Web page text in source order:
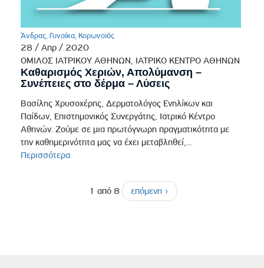
Άνδρας, Γυναίκα,Κορωνοϊός
28 / Απρ / 2020
ΟΜΙΛΟΣ ΙΑΤΡΙΚΟΥ ΑΘΗΝΩΝ, ΙΑΤΡΙΚΟ ΚΕΝΤΡΟ ΑΘΗΝΩΝ
Καθαρισμός Χεριών, Απολύμανση –
Συνέπειες στο δέρμα – Λύσεις
Βασίλης Χρυσοχέρης, Δερματολόγος Ενηλίκων και
Παίδων, Επιστημονικός Συνεργάτης, Ιατρικό Κέντρο
Αθηνών. Ζούμε σε μια πρωτόγνωρη πραγματικότητα με
την καθημερινότητα μας να έχει μεταβληθεί,...
Περισσότερα
1 από 8 επόμενη ›